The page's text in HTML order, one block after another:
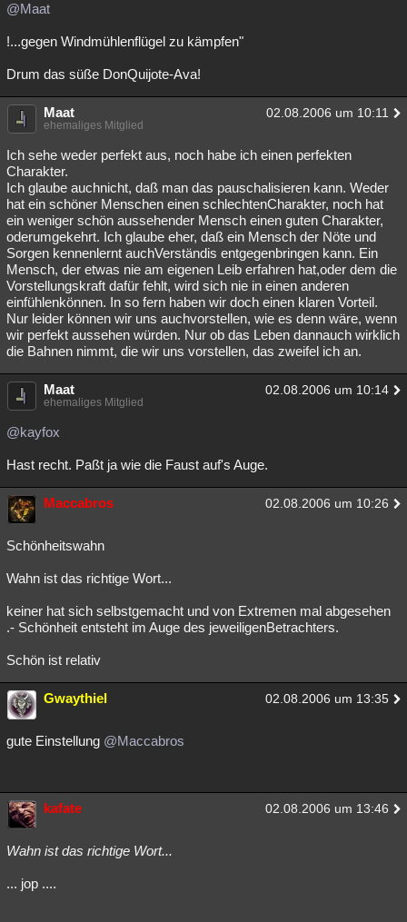
@Maat
!...gegen Windmühlenflügel zu kämpfen"
Drum das süße DonQuijote-Ava!
Maat 02.08.2006 um 10:11
ehemaliges Mitglied
Ich sehe weder perfekt aus, noch habe ich einen perfekten
Charakter.
Ich glaube auchnicht, daß man das pauschalisieren kann. Weder
hat ein schöner Menschen einen schlechtenCharakter, noch hat
ein weniger schön aussehender Mensch einen guten Charakter,
oderumgekehrt. Ich glaube eher, daß ein Mensch der Nöte und
Sorgen kennenlernt auchVerständis entgegenbringen kann. Ein
Mensch, der etwas nie am eigenen Leib erfahren hat,oder dem die
Vorstellungskraft dafür fehlt, wird sich nie in einen anderen
einfühlenkönnen. In so fern haben wir doch einen klaren Vorteil.
Nur leider können wir uns auchvorstellen, wie es denn wäre, wenn
wir perfekt aussehen würden. Nur ob das Leben dannauch wirklich
die Bahnen nimmt, die wir uns vorstellen, das zweifel ich an.
Maat 02.08.2006 um 10:14
ehemaliges Mitglied
@kayfox
Hast recht. Paßt ja wie die Faust auf's Auge.
Maccabros 02.08.2006 um 10:26
Schönheitswahn
Wahn ist das richtige Wort...
keiner hat sich selbstgemacht und von Extremen mal abgesehen
.- Schönheit entsteht im Auge des jeweiligenBetrachters.
Schön ist relativ
Gwaythiel 02.08.2006 um 13:35
gute Einstellung @Maccabros
kafate 02.08.2006 um 13:46
Wahn ist das richtige Wort...
... jop ....